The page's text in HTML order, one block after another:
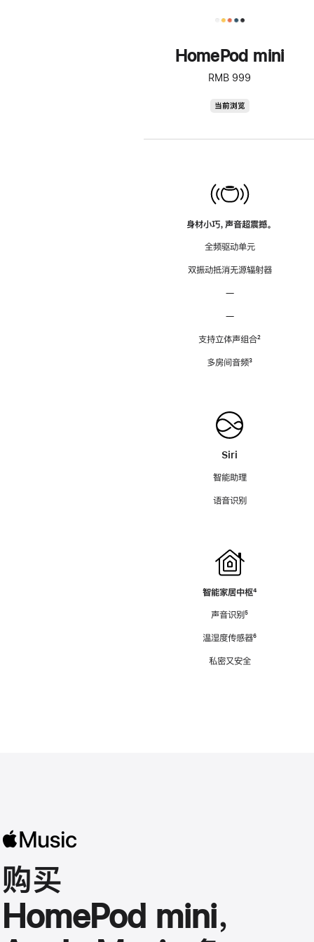
HomePod mini
RMB 999
当前浏览
身材小巧，声音超震撼。
全频驱动单元
双振动抵消无源辐射器
—
—
支持立体声组合脚
²
多房间音频脚
³
Siri
智能助理
语音识别
智能家居中枢脚
⁴
声音识别脚
⁵
温湿度传感器脚
⁶
私密又安全
购买
HomePod mini，